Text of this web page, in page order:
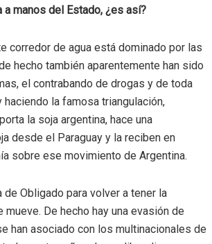
manos del Estado, ¿es así?
corredor de agua está dominado por las
hecho también aparentemente han sido
el contrabando de drogas y de toda
la famosa triangulación,
la soja argentina, hace una
desde el Paraguay y la reciben en
sobre ese movimiento de Argentina.
Obligado para volver a tener la
De hecho hay una evasión de
han asociado con los multinacionales de